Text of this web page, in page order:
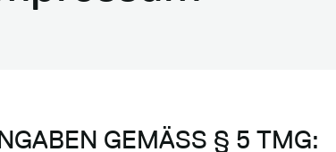
GEMÄSS § 5 TMG: